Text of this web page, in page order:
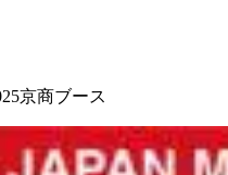
京商ブース